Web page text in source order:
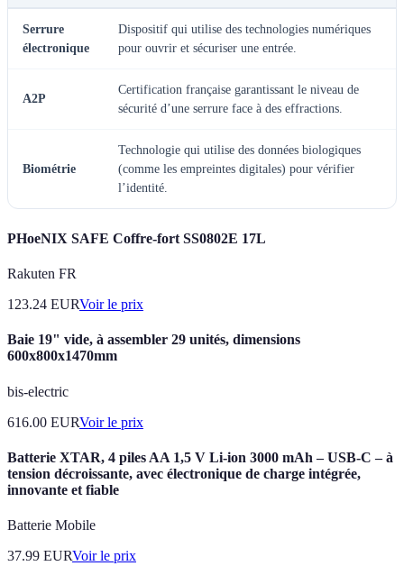
Serrure
électronique
Dispositif qui utilise des technologies numériques
pour ouvrir et sécuriser une entrée.
A2P
Certification française garantissant le niveau de
sécurité d’une serrure face à des effractions.
Biométrie
Technologie qui utilise des données biologiques
(comme les empreintes digitales) pour vérifier
l’identité.
PHoeNIX SAFE Coffre-fort SS0802E 17L
Rakuten FR
123.24 EURVoir le prix
Baie 19" vide, à assembler 29 unités, dimensions
600x800x1470mm
bis-electric
616.00 EURVoir le prix
Batterie XTAR, 4 piles AA 1,5 V Li-ion 3000 mAh – USB-C – à
tension décroissante, avec électronique de charge intégrée,
innovante et fiable
Batterie Mobile
37.99 EURVoir le prix